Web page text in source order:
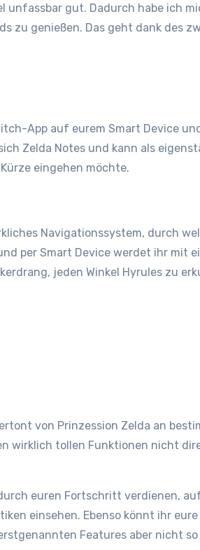
unfassbar gut. Dadurch habe ich
zu genießen. Das geht dank des
App auf eurem Smart Device
Zelda Notes und kann als
eingehen möchte.
Navigationssystem, durch
per Smart Device werdet ihr mit
jeden Winkel Hyrules zu
von Prinzession Zelda an
wirklich tollen Funktionen nicht
euren Fortschritt verdienen,
einsehen. Ebenso könnt ihr
Features aber nicht